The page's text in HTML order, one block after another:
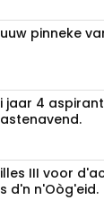
pinneke
jaar 4
III voor
d'n n'Oòg'eid.